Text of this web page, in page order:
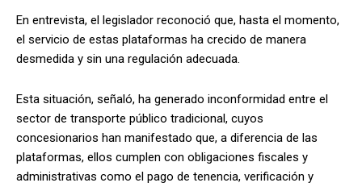
En entrevista, el legislador reconoció que, hasta el momento,
el servicio de estas plataformas ha crecido de manera
desmedida y sin una regulación adecuada.
Esta situación, señaló, ha generado inconformidad entre el
sector de transporte público tradicional, cuyos
concesionarios han manifestado que, a diferencia de las
plataformas, ellos cumplen con obligaciones fiscales y
administrativas como el pago de tenencia, verificación y